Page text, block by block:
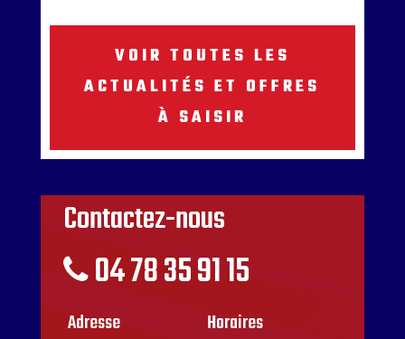
VOIR TOUTES LES
ACTUALITÉS ET OFFRES
À SAISIR
Contactez-nous
04 78 35 91 15
Adresse Horaires